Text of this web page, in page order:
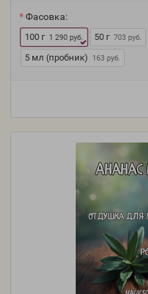
Фасовка:
100 г 1 290 руб. 50 г 703 руб.
5 мл (пробник) 163 руб.